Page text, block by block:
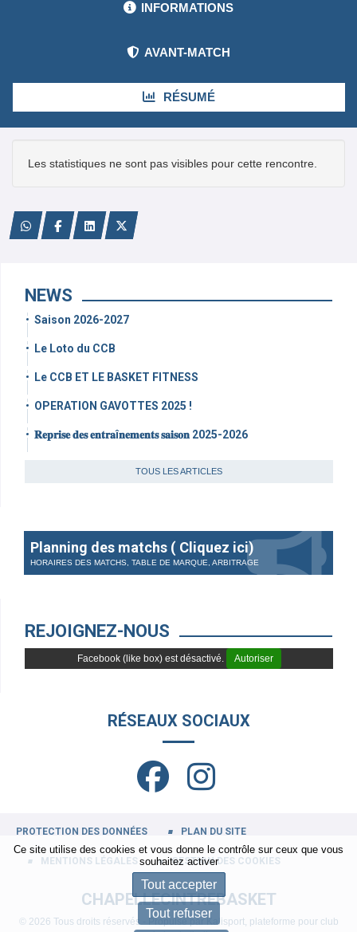
INFORMATIONS
AVANT-MATCH
RÉSUMÉ
Les statistiques ne sont pas visibles pour cette rencontre.
NEWS
Saison 2026-2027
Le Loto du CCB
Le CCB ET LE BASKET FITNESS
OPERATION GAVOTTES 2025 !
𝐑𝐞𝐩𝐫𝐢𝐬𝐞 𝐝𝐞𝐬 𝐞𝐧𝐭𝐫𝐚î𝐧𝐞𝐦𝐞𝐧𝐭𝐬 𝐬𝐚𝐢𝐬𝐨𝐧 2025-2026
TOUS LES ARTICLES
Planning des matchs ( Cliquez ici)
HORAIRES DES MATCHS, TABLE DE MARQUE, ARBITRAGE
REJOIGNEZ-NOUS
Facebook (like box) est désactivé. Autoriser
RÉSEAUX SOCIAUX
PROTECTION DES DONNÉES PLAN DU SITE
MENTIONS LÉGALES GESTION DES COOKIES
CHAPELLECINTREBASKET
© 2026 Tous droits réservés - Propulsé parKalisport, plateforme pour club
Ce site utilise des cookies et vous donne le contrôle sur ceux que vous
souhaitez activer
Tout accepter
Tout refuser